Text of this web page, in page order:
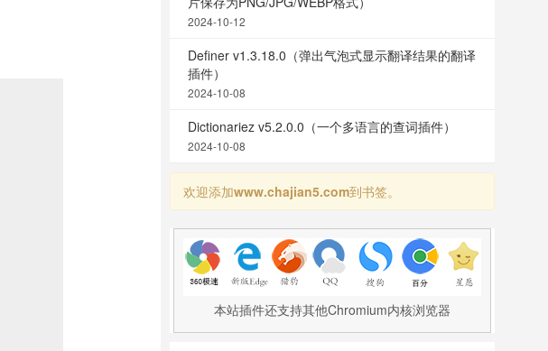
2024-10-12
Definer v1.3.18.0（弹出气泡式显示翻译结果的翻译
插件）
2024-10-08
Dictionariez v5.2.0.0（一个多语言的查词插件）
2024-10-08
欢迎添加www.chajian5.com到书签。
本站插件还支持其他Chromium内核浏览器